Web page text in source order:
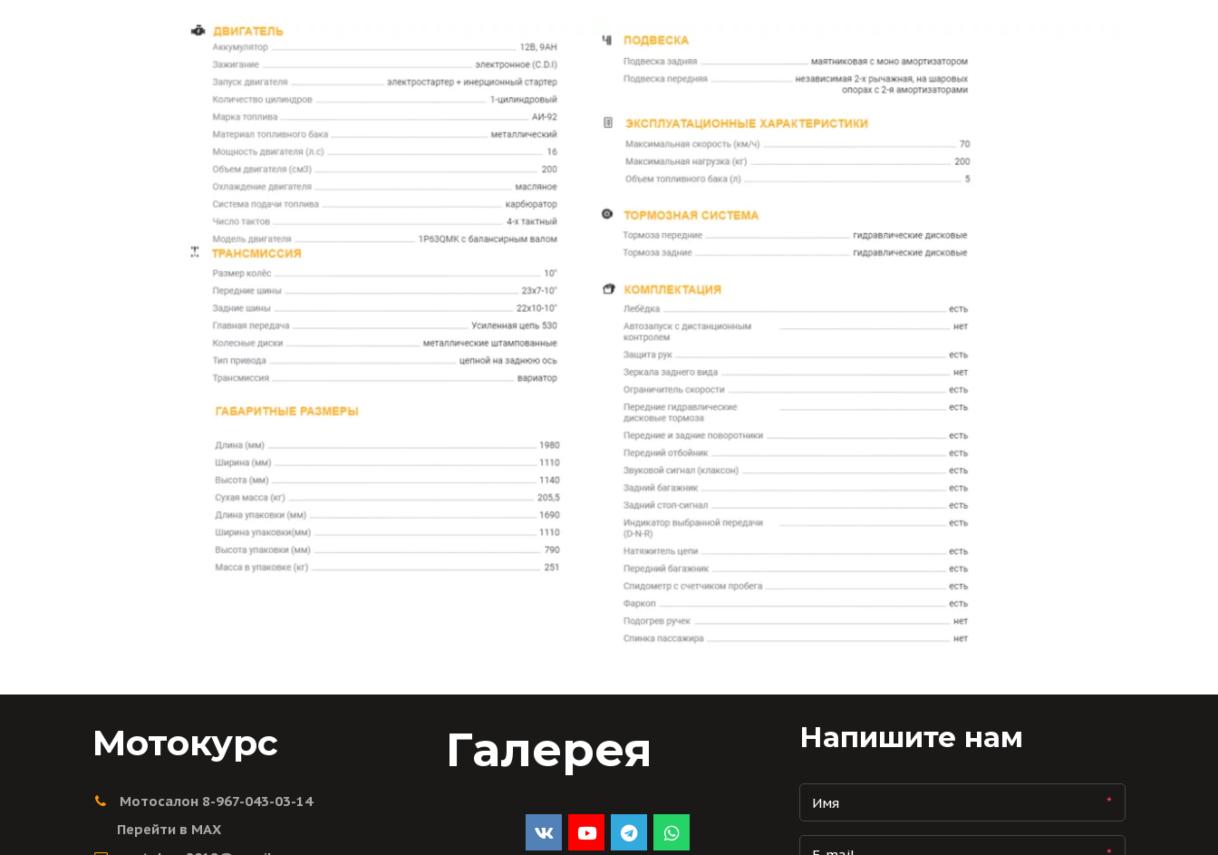
Мотокурс
Мотосалон 8-967-043-03-14
Перейти в MAX
Галерея Напишите нам
*